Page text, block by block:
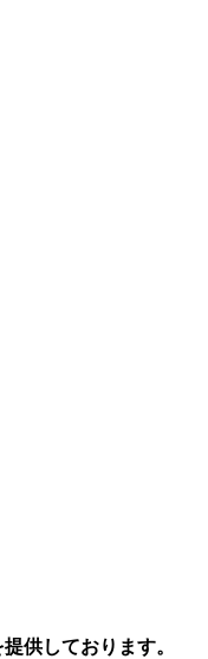
供しております。